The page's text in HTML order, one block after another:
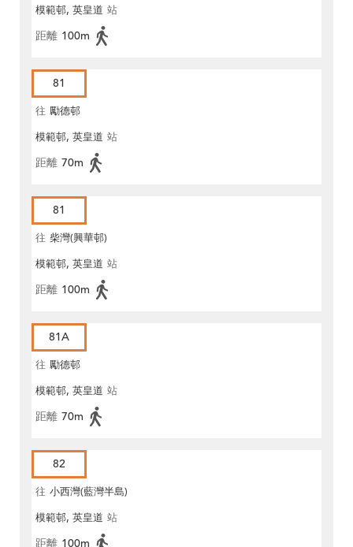
模範邨, 英皇道 站
距離 100m
81
往 勵德邨
模範邨, 英皇道 站
距離 70m
81
往 柴灣(興華邨)
模範邨, 英皇道 站
距離 100m
81A
往 勵德邨
模範邨, 英皇道 站
距離 70m
82
往 小西灣(藍灣半島)
模範邨, 英皇道 站
距離 100m